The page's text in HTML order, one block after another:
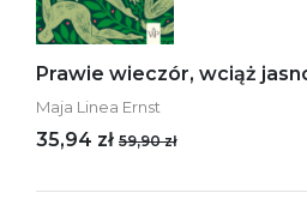
Prawie wieczór, wciąż
Maja Linea Ernst
35,94 zł 59,90 zł